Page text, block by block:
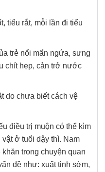
tiểu rắt, mỗi lần đi tiểu
trẻ nổi mẩn ngứa, sưng
chít hẹp, cản trở nước
do chưa biết cách vệ
điều trị muộn có thể kìm
ở tuổi dậy thì. Nam
trong chuyện quan
đề như: xuất tinh sớm,